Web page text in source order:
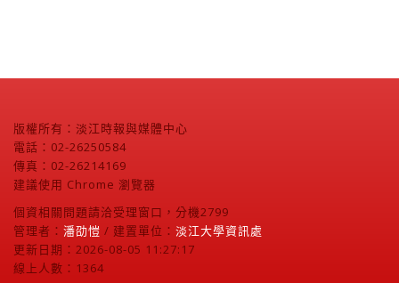
版權所有：淡江時報與媒體中心
電話：02-26250584
傳真：02-26214169
建議使用 Chrome 瀏覽器
個資相關問題請洽受理窗口，分機2799
管理者： 潘劭愷 / 建置單位： 淡江大學資訊處
更新日期：2026-08-05 11:27:17
線上人數：1364